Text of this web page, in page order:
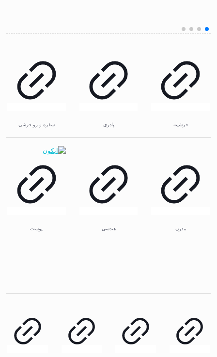
فرشینه پادری سفره و رو فرشی
مدرن هندسی پوست